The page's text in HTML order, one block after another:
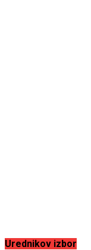
Urednikov izbor